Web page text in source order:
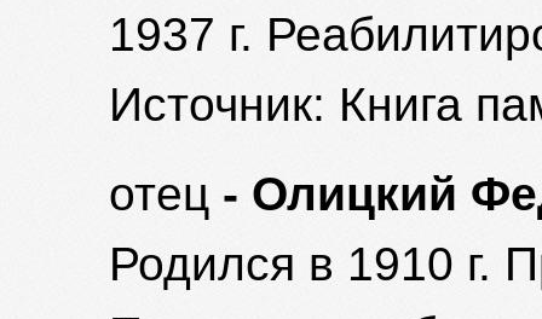
1937 г.
Источник: Книга
отец - Олицкий
Родился в 1910 г.